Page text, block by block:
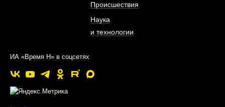
Происшествия
Наука
и технологии
ИА «Время Н» в соцсетях